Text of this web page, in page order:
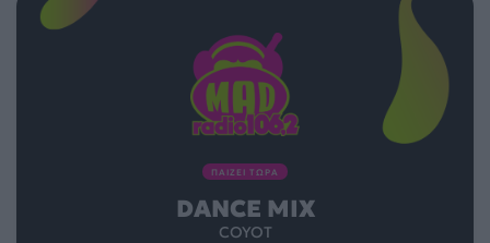
ΠΑΙΖΕΙ ΤΩΡΑ
DANCE MIX
COYOT